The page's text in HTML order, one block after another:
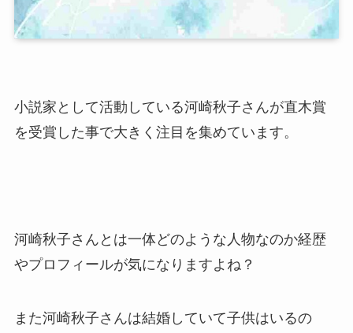
小説家として活動している河崎秋子さんが直木賞
を受賞した事で大きく注目を集めています。
河崎秋子さんとは一体どのような人物なのか経歴
やプロフィールが気になりますよね？
また河崎秋子さんは結婚していて子供はいるの